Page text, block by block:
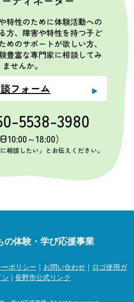
特性のために体験活動への
方、障害や特性を持つ子ど
めのサポートが欲しい方、
豊富な専門家に相談してみ
ませんか。
フォーム
5538-3980
10:00～18:00）
相談したい」とお伝えください。
の体験・学び応援事業
ポリシー ｜ お問い合わせ ｜ ロゴ使用ガ
| 長野市公式リンク